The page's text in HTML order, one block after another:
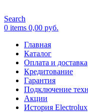
Search
0 items 0,00 руб.
Главная
Каталог
Оплата и доставка
Кредитование
Гарантия
Подключение
Акции
История Electrolux